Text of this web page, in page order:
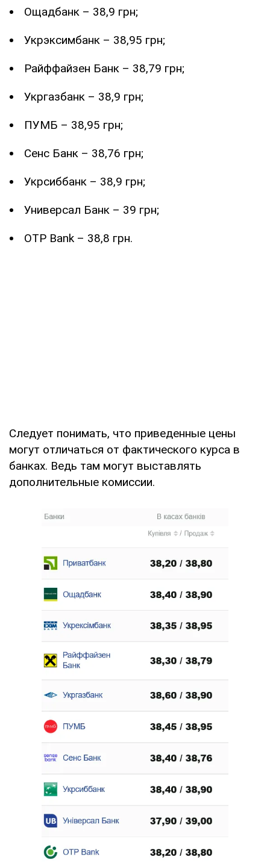
Ощадбанк – 38,9 грн;
Укрэксимбанк – 38,95 грн;
Райффайзен Банк – 38,79 грн;
Укргазбанк – 38,9 грн;
ПУМБ – 38,95 грн;
Сенс Банк – 38,76 грн;
Укрсиббанк – 38,9 грн;
Универсал Банк – 39 грн;
OTP Bank – 38,8 грн.
Следует понимать, что приведенные цены
могут отличаться от фактического курса в
банках. Ведь там могут выставлять
дополнительные комиссии.